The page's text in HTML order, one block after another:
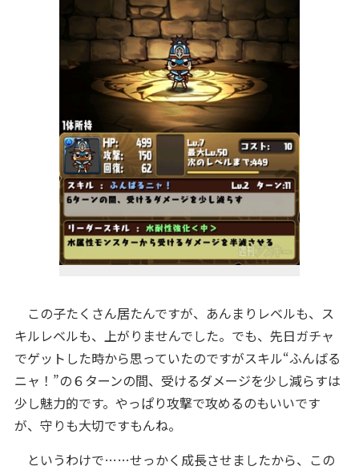
この子たくさん居たんですが、あんまりレベルも、ス
キルレベルも、上がりませんでした。でも、先日ガチャ
でゲットした時から思っていたのですがスキル“ふんばる
ニャ！”の６ターンの間、受けるダメージを少し減らすは
少し魅力的です。やっぱり攻撃で攻めるのもいいです
が、守りも大切ですもんね。
というわけで……せっかく成長させましたから、この